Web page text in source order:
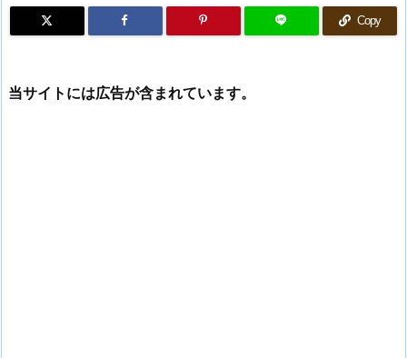
Copy
当サイトには広告が含まれています。